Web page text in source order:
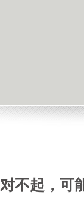
对不起，可